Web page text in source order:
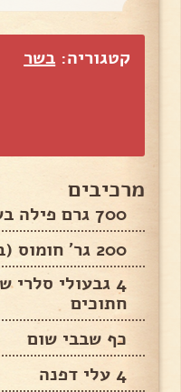
קטגוריה:בשר
מרכיבים
700 גרם פילה בשר(מס' 5)
200 גר' חומוס (בושל והוקפא)
4 גבעולי סלרי
חתוכים
כף שבבי שום
4 עלי דפנה